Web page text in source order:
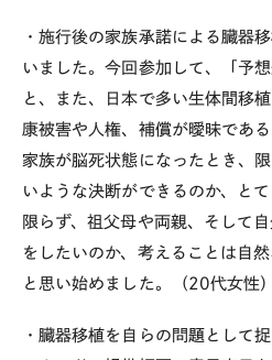
・施行後の家族承諾による臓器
いました。今回参加して、「予
と、また、日本で多い生体間移
康被害や人権、補償が曖昧であ
家族が脳死状態になったとき、
いような決断ができるのか、と
限らず、祖父母や両親、そして
をしたいのか、考えることは自
と思い始めました。（20代女性）
・臓器移植を自らの問題として